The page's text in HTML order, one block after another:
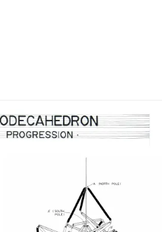
ン
ツ
へ